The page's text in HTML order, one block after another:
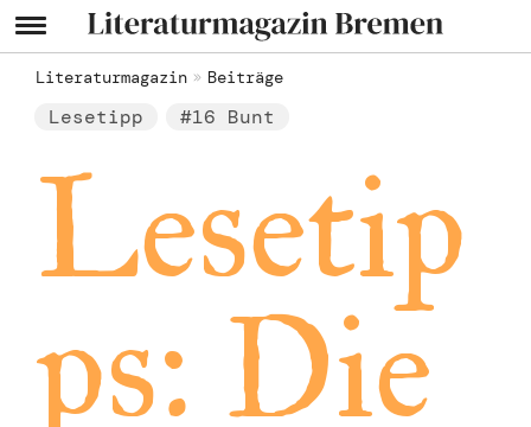
Literaturmagazin Beiträge
Lesetipp #16 Bunt
Lesetip
ps: Die